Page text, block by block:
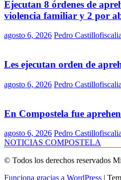
Ejecutan 8 órdenes de
violencia familiar y 2 por
agosto 6, 2026 Pedro Castillo
Les ejecutan orden de
agosto 6, 2026 Pedro Castillo
En Compostela fue
agosto 6, 2026 Pedro Castillo
NOTICIAS COMPOSTELA
© Todos los derechos reservados
Funciona gracias a WordPress |